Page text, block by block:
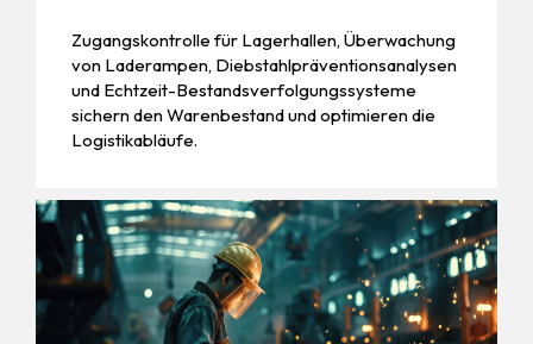
Zugangskontrolle für Lagerhallen, Überwachung
von Laderampen, Diebstahlpräventionsanalysen
und Echtzeit-Bestandsverfolgungssysteme
sichern den Warenbestand und optimieren die
Logistikabläufe.